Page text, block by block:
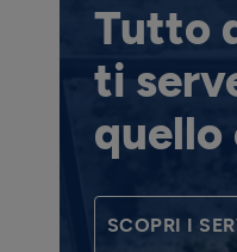
Tutto
ti
quello
SCOPRI I